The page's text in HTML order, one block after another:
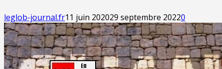
leglob-journal.fr11 juin 202029 septembre 20220